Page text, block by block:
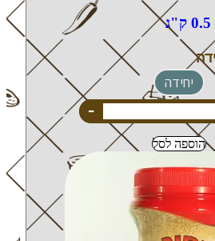
יחידה
-
הוספה לסל